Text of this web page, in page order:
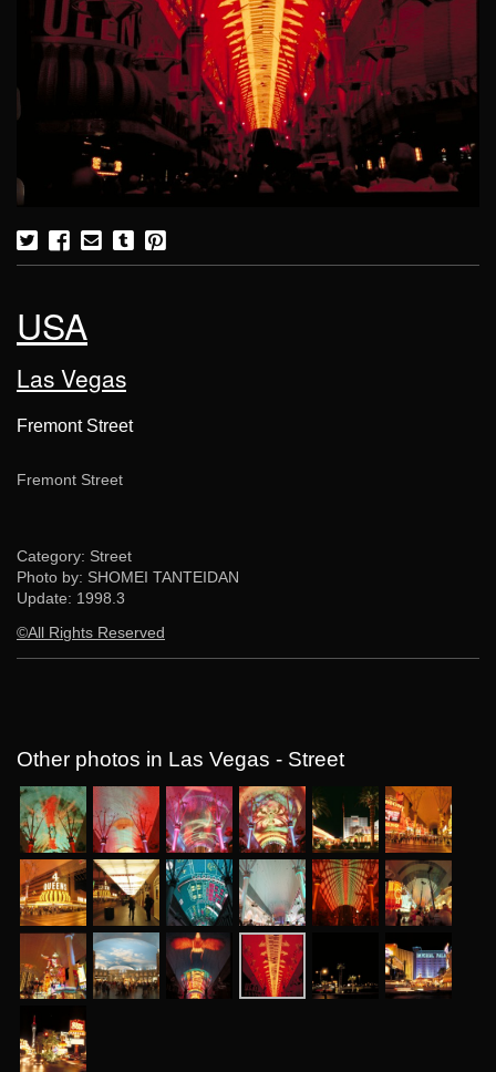
USA
Las Vegas
Fremont Street
Fremont Street
Category: Street
Photo by: SHOMEI TANTEIDAN
Update: 1998.3
©All Rights Reserved
Other photos in Las Vegas - Street